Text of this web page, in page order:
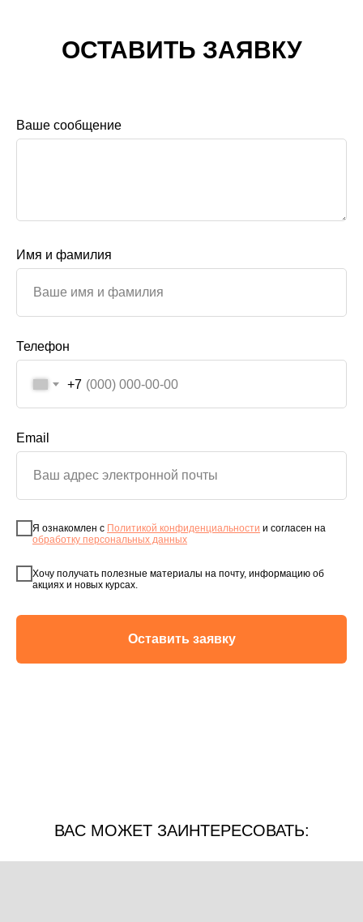
ОСТАВИТЬ ЗАЯВКУ
Ваше сообщение
Имя и фамилия
Телефон
+7
Email
Я ознакомлен с Политикой конфиденциальности и согласен на
обработку персональных данных
Хочу получать полезные материалы на почту, информацию об
акциях и новых курсах.
Оставить заявку
ВАС МОЖЕТ ЗАИНТЕРЕСОВАТЬ: